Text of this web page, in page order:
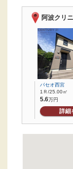
阿波クリ
パセオ西宮
1Ｒ/25.00㎡
5.6万円
詳細